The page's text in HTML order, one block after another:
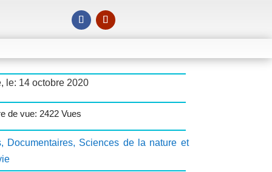
le: 14 octobre 2020
de vue: 2422 Vues
, Documentaires, Sciences de la nature et